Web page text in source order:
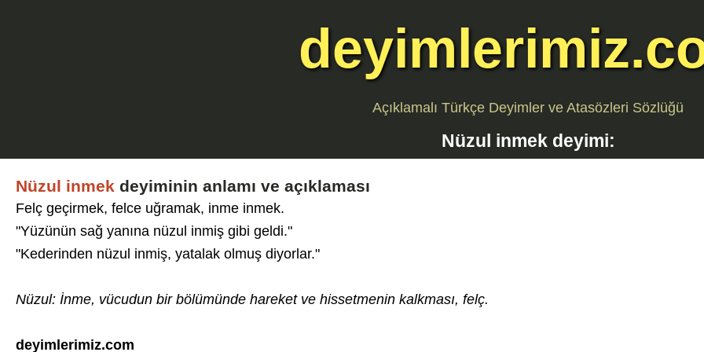
Açıklamalı Türkçe Deyimler ve Atasözleri Sözlüğü
Nüzul inmekdeyimi:
Nüzul inmek deyiminin anlamı ve açıklaması
Felç geçirmek, felce uğramak, inme inmek.
"Yüzünün sağ yanına nüzul inmiş gibi geldi."
"Kederinden nüzul inmiş, yatalak olmuş diyorlar."
Nüzul: İnme, vücudun bir bölümünde hareket ve hissetmenin kalkması, felç.
deyimlerimiz.com